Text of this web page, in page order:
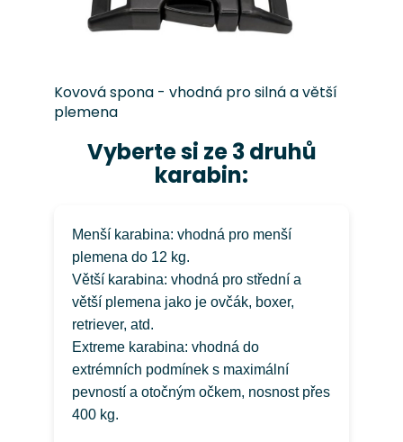
Kovová spona - vhodná pro silná a větší
plemena
Vyberte si ze 3 druhů
karabin:
Menší karabina: vhodná pro menší
plemena do 12 kg.
Větší karabina: vhodná pro střední a
větší plemena jako je ovčák, boxer,
retriever, atd.
Extreme karabina: vhodná do
extrémních podmínek s maximální
pevností a otočným očkem, nosnost přes
400 kg.